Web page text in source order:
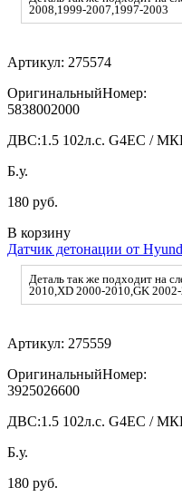
2008,1999-2007,1997-2003
Артикул: 275574
ОригинальныйНомер:
5838002000
ДВС:1.5 102л.с. G4EC /
Б.у.
180 руб.
В корзину
Датчик детонации от
Деталь так же подходит на
2010,XD 2000-2010,GK
Артикул: 275559
ОригинальныйНомер:
3925026600
ДВС:1.5 102л.с. G4EC /
Б.у.
180 руб.